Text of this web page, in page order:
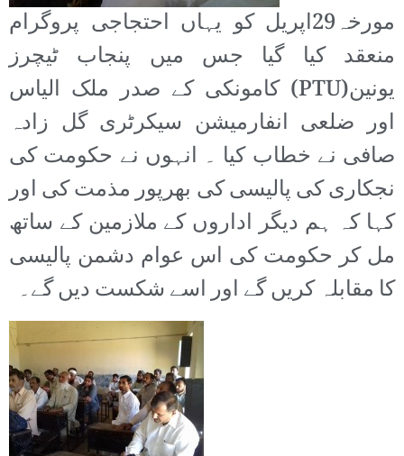
مورخہ29اپریل کو یہاں احتجاجی پروگرام
منعقد کیا گیا جس میں پنجاب ٹیچرز
یونین(PTU) کامونکی کے صدر ملک الیاس
اور ضلعی انفارمیشن سیکرٹری گل زادہ
صافی نے خطاب کیا ۔ انہوں نے حکومت کی
نجکاری کی پالیسی کی بھرپور مذمت کی اور
کہا کہ ہم دیگر اداروں کے ملازمین کے ساتھ
مل کر حکومت کی اس عوام دشمن پالیسی
کا مقابلہ کریں گے اور اسے شکست دیں گے۔